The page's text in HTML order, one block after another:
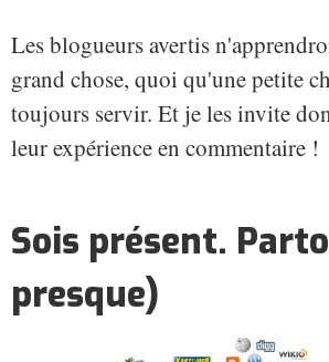
Les blogueurs avertis
grand chose, quoi qu'une petite
toujours servir. Et je les invite
leur expérience en commentaire !
Sois présent.
presque)